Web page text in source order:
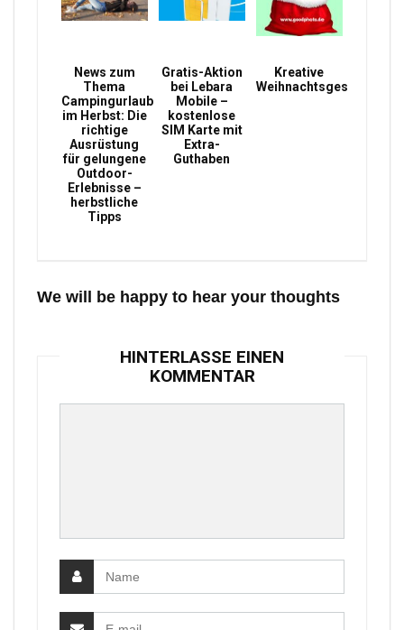
News zum
Thema
Campingurlaub
im Herbst: Die
richtige
Ausrüstung
für gelungene
Outdoor-
Erlebnisse –
herbstliche
Tipps
Gratis-Aktion
bei Lebara
Mobile –
kostenlose
SIM Karte mit
Extra-
Guthaben
Kreative
Weihnachtsgeschenke
We will be happy to hear your thoughts
HINTERLASSE EINEN
KOMMENTAR